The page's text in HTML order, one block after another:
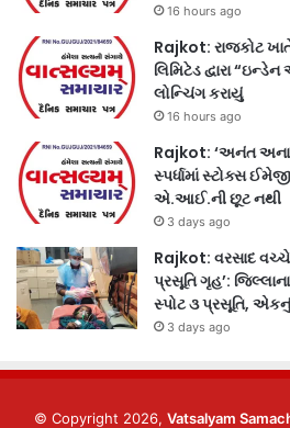
16 hours ago
Rajkot: રાજકોટ
લિમિટેડ દ્વારા
લોન્ચિંગ કરાયું
16 hours ago
Rajkot: ‘અનંત
સ્પર્ધામાં સ્ટોક્સ
એ.આઈ.ની છૂટ નથી
3 days ago
Rajkot: વરસાદ
પ્રસૂતિ ગૃહ’:
સ્પોટ ૩ પ્રસૂતિ,
3 days ago
© Copyright 2026, Vatsalyam